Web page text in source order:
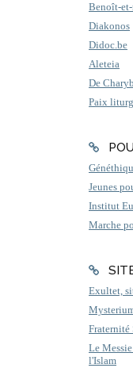
Benoît-
Diakonos
Didoc.be
Aleteia
De
Paix
Jeunes
Institut
Marche
Exultet,
Fraternité
Le
l'Islam